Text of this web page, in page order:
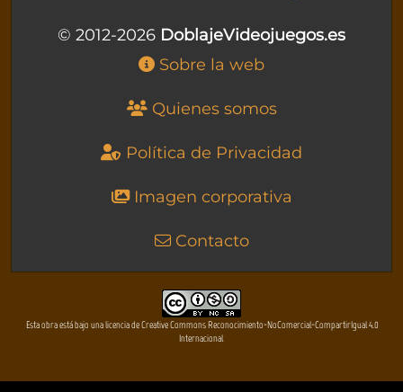
© 2012-2026 DoblajeVideojuegos.es
Sobre la web
Quienes somos
Política de Privacidad
Imagen corporativa
Contacto
Esta obra está bajo una licencia de Creative Commons Reconocimiento-NoComercial-CompartirIgual 4.0
Internacional